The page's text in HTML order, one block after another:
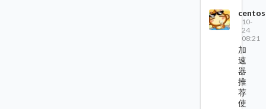
centos
10-
24
08:21
加
速
器
推
荐
使